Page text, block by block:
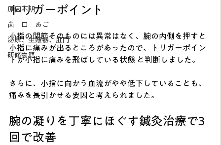
原因不明
歯 口 あご
泌尿、生殖器、肛門
研修物語
トリガーポイント
小指の関節そのものには異常はなく、腕の内側を押すと
小指に痛みが出るところがあったので、トリガーポイン
トが小指に痛みを飛ばしている状態 と判断しました。
さらに、小指に向かう血流がやや低下していることも、
痛みを長引かせる要因と考えられました。
腕の凝りを丁寧にほぐす鍼灸治療で3
回で改善